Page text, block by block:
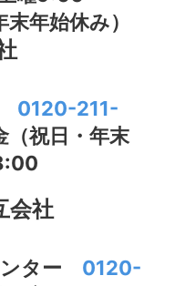
年始休み）
0120-211-
祝日・年末
会社
ンター 0120-